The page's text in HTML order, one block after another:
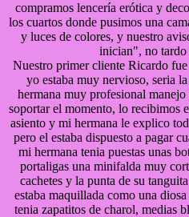
compramos lencería erótica y
los cuartos donde pusimos una
y luces de colores, y nuestro
inician", no tardo
Nuestro primer cliente Ricardo
yo estaba muy nervioso, seria
hermana muy profesional
soportar el momento, lo recibimos
asiento y mi hermana le explico
pero el estaba dispuesto a pagar
mi hermana tenia puestas unas
portaligas una minifalda muy
cachetes y la punta de su
estaba maquillada como una
tenia zapatitos de charol, medias